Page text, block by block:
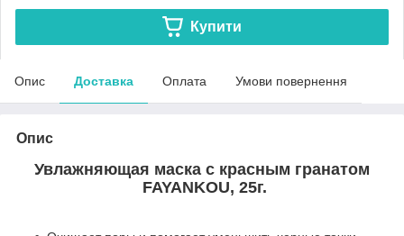
Купити
Опис Доставка Оплата Умови повернення
Опис
Увлажняющая маска с красным гранатом
FAYANKOU, 25г.